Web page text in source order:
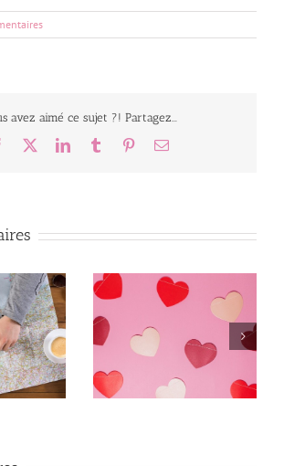
avez aimé ce sujet ?! Partagez...
Facebook LinkedInTumblr PinterestEmail
: notre
6 ans
de maison
+
promo )
10 idées cadeaux pour
la Fête Des Mères